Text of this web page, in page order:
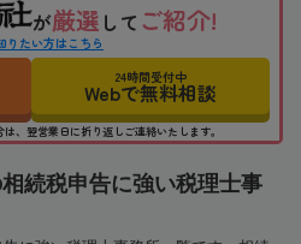
が厳選 して ご紹介!
りたい方はこちら
24時間受付中
Webで無料相談
、翌営業日に折り返しご連絡いたします。
続税申告に強い税理士事